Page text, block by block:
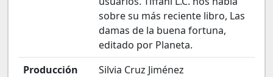
sobre su más reciente libro, Las
damas de la buena fortuna,
editado por Planeta.
Producción
Silvia Cruz Jiménez